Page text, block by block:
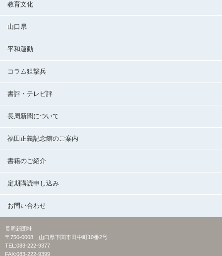
教育文化
山口県
平和運動
コラム狙撃兵
書評・テレビ評
長周新聞について
福田正義記念館のご案内
書籍のご紹介
定期購読申し込み
お問い合わせ
長周新聞社
〒750-0008 山口県下関市田中町10番2号
TEL:083-222-9377
FAX:083-222-9399